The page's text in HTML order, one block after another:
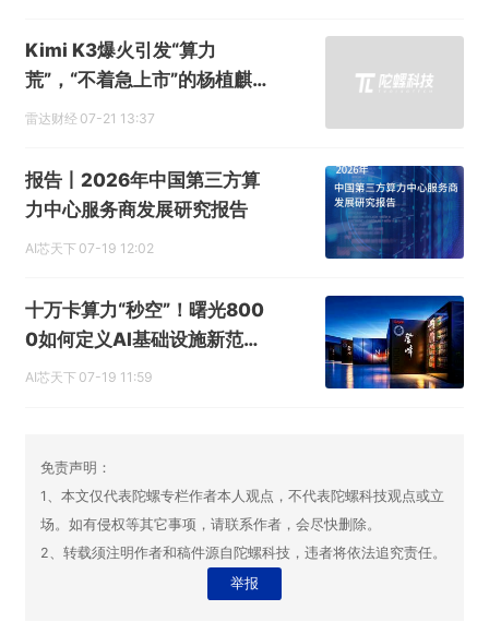
Kimi K3爆火引发“算力
荒”，“不着急上市”的杨植麒急
了？
雷达财经 07-21 13:37
报告丨2026年中国第三方算
力中心服务商发展研究报告
AI芯天下 07-19 12:02
十万卡算力“秒空”！曙光800
0如何定义AI基础设施新范
式？
AI芯天下 07-19 11:59
免责声明：
1、本文仅代表陀螺专栏作者本人观点，不代表陀螺科技观点或立
场。如有侵权等其它事项，请联系作者，会尽快删除。
2、转载须注明作者和稿件源自陀螺科技，违者将依法追究责任。
举报